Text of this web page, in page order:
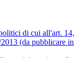
di cui all'art. 14,
(da pubblicare in